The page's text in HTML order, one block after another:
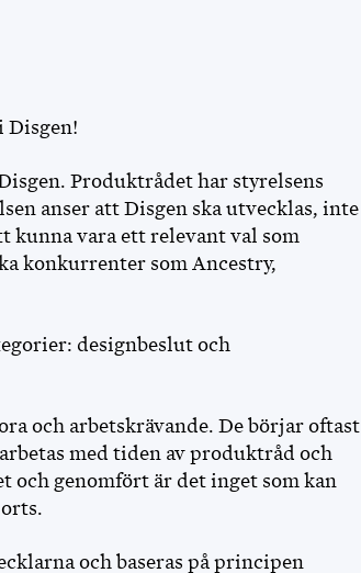
Disgen!
Produktrådet har styrelsens
anser att Disgen ska utvecklas, inte
kunna vara ett relevant val som
konkurrenter som Ancestry,
designbeslut och
och arbetskrävande. De börjar oftast
med tiden av produktråd och
och genomfört är det inget som kan
och baseras på principen